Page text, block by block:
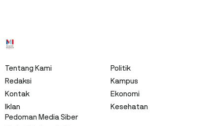
Tentang Kami
Redaksi
Kontak
Iklan
Politik
Kampus
Ekonomi
Kesehatan
Pedoman Media Siber